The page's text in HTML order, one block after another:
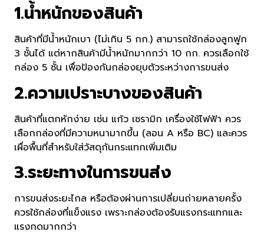
1.น้ำหนักของสินค้า
สินค้าที่มีน้ำหนักเบา (ไม่เกิน 5 กก.) สามารถใช้กล่องลูกฟูก
3 ชั้นได้ แต่หากสินค้ามีน้ำหนักมากกว่า 10 กก. ควรเลือกใช้
กล่อง 5 ชั้น เพื่อป้องกันกล่องยุบตัวระหว่างการขนส่ง
2.ความเปราะบางของสินค้า
สินค้าที่แตกหักง่าย เช่น แก้ว เซรามิก เครื่องใช้ไฟฟ้า ควร
เลือกกล่องที่มีความหนามากขึ้น (ลอน A หรือ BC) และควร
เผื่อพื้นที่สำหรับใส่วัสดุกันกระแทกเพิ่มเติม
3.ระยะทางในการขนส่ง
การขนส่งระยะไกล หรือต้องผ่านการเปลี่ยนถ่ายหลายครั้ง
ควรใช้กล่องที่แข็งแรง เพราะกล่องต้องรับแรงกระแทกและ
แรงกดมากกว่า